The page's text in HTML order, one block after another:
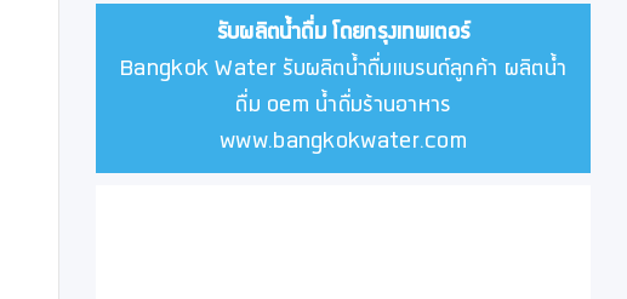
รับผลิตน้ำดื่ม โดยกรุงเทพเตอร์
Bangkok Water รับผลิตน้ำดื่มแบรนด์ลูกค้า ผลิตน้ำ
ดื่ม oem น้ำดื่มร้านอาหาร
www.bangkokwater.com